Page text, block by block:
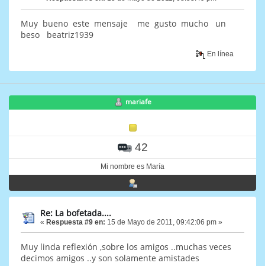
Muy bueno este mensaje me gusto mucho un
beso beatriz1939
En línea
mariafe
42
Mi nombre es María
Re: La bofetada....
« Respuesta #9 en: 15 de Mayo de 2011, 09:42:06 pm »
Muy linda reflexión ,sobre los amigos ..muchas veces
decimos amigos ..y son solamente amistades